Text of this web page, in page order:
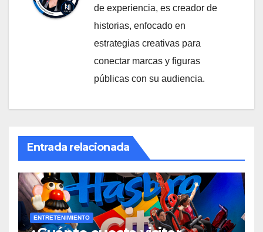
de experiencia, es creador de
historias, enfocado en
estrategias creativas para
conectar marcas y figuras
públicas con su audiencia.
Entrada relacionada
ENTRETENIMIENTO